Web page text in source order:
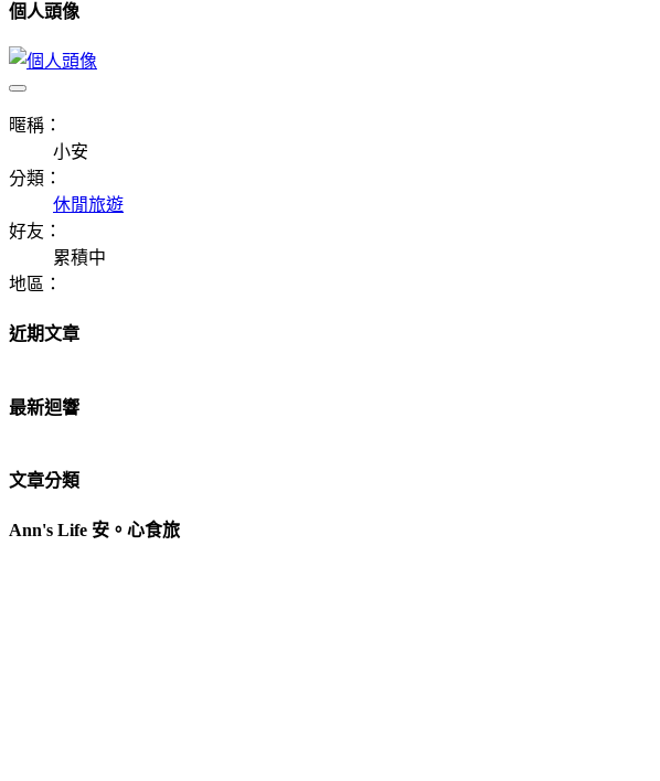
個人頭像
暱稱：
小安
分類：
休閒旅遊
好友：
累積中
地區：
近期文章
最新迴響
文章分類
Ann's Life 安。心食旅